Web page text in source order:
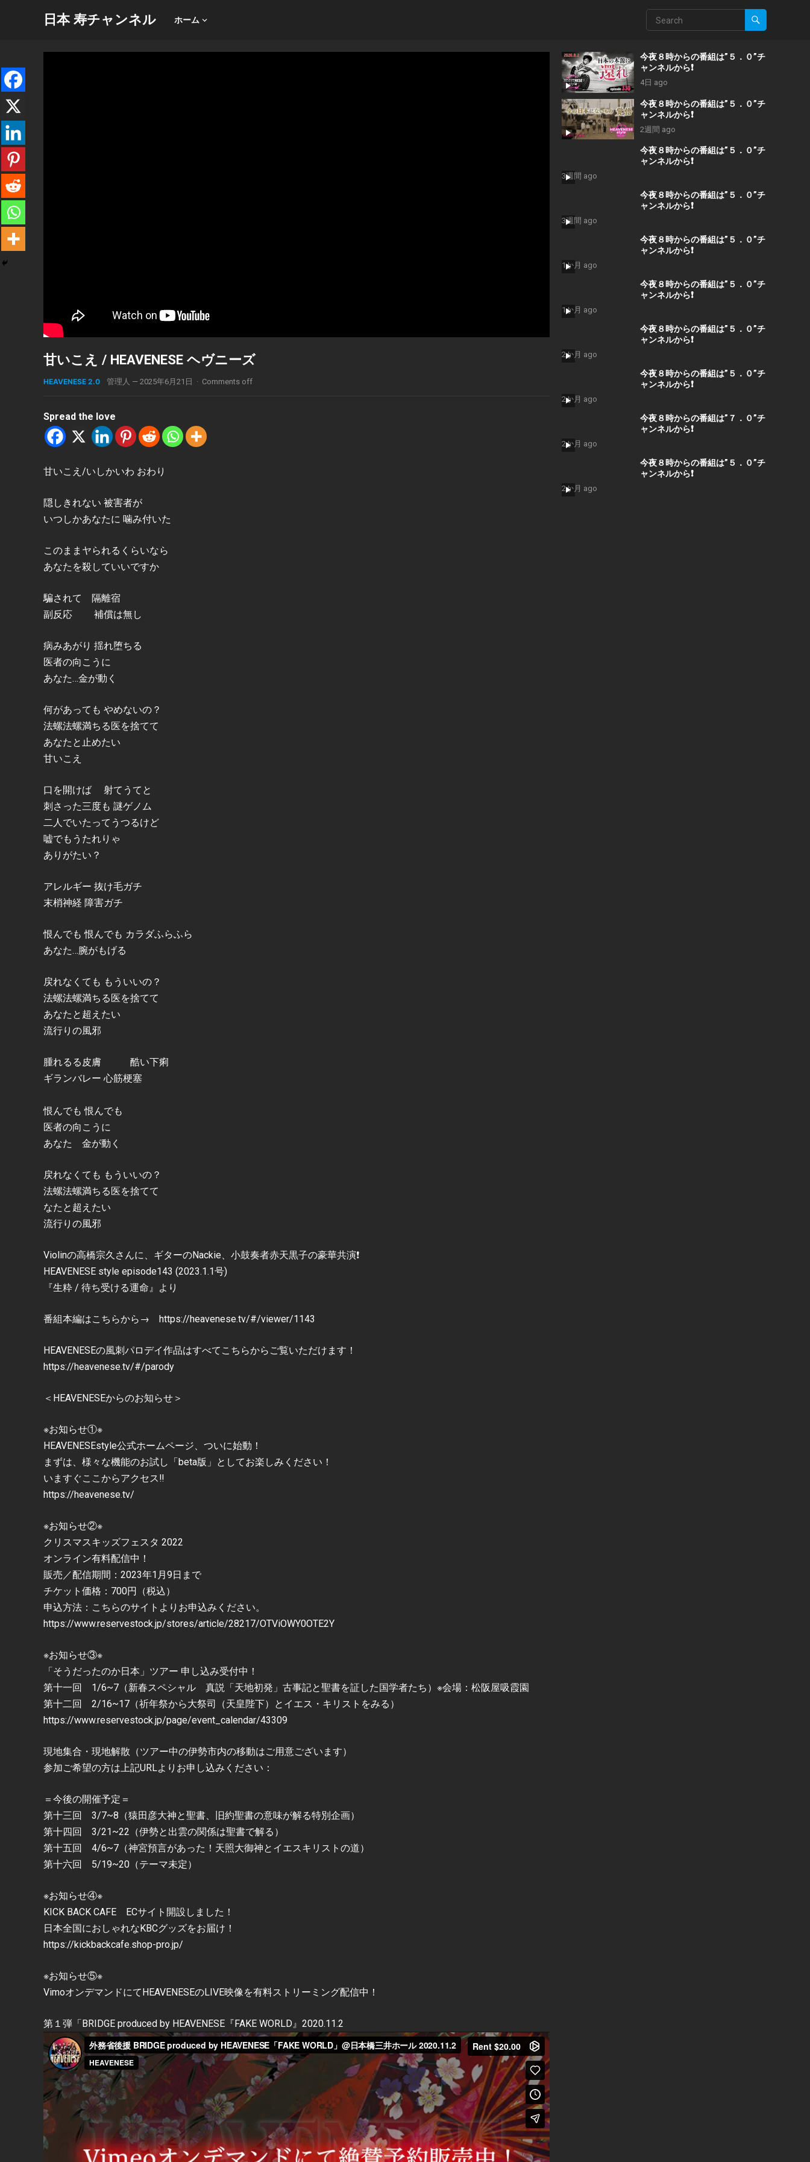
日本 寿チャンネル ホーム
甘いこえ / HEAVENESE ヘヴニーズ
HEAVENESE 2.0 管理人 — 2025年6月21日 · Comments off
Spread the love
甘いこえ/いしかいわ おわり
隠しきれない 被害者が
いつしかあなたに 噛み付いた
このままヤられるくらいなら
あなたを殺していいですか
騙されて 隔離宿
副反応 補償は無し
病みあがり 揺れ堕ちる
医者の向こうに
あなた…金が動く
何があっても やめないの？
法螺法螺満ちる医を捨てて
あなたと止めたい
甘いこえ
口を開けば 射てうてと
刺さった三度も 謎ゲノム
二人でいたってうつるけど
嘘でもうたれりゃ
ありがたい？
アレルギー 抜け毛ガチ
末梢神経 障害ガチ
恨んでも 恨んでも カラダふらふら
あなた…腕がもげる
戻れなくても もういいの？
法螺法螺満ちる医を捨てて
あなたと超えたい
流行りの風邪
腫れるる皮膚 酷い下痢
ギランバレー 心筋梗塞
恨んでも 恨んでも
医者の向こうに
あなた 金が動く
戻れなくても もういいの？
法螺法螺満ちる医を捨てて
なたと超えたい
流行りの風邪
Violinの高橋宗久さんに、ギターのNackie、小鼓奏者赤天黒子の豪華共演❗️
HEAVENESE style episode143 (2023.1.1号)
『生粋 / 待ち受ける運命』より
番組本編はこちらから→ https://heavenese.tv/#/viewer/1143
HEAVENESEの風刺パロデイ作品はすべてこちらからご覧いただけます！
https://heavenese.tv/#/parody
＜HEAVENESEからのお知らせ＞
※お知らせ①※
HEAVENESEstyle公式ホームページ、ついに始動！
まずは、様々な機能のお試し「beta版」としてお楽しみください！
いますぐここからアクセス‼️
https://heavenese.tv/
※お知らせ②※
クリスマスキッズフェスタ 2022
オンライン有料配信中！
販売／配信期間：2023年1月9日まで
チケット価格：700円（税込）
申込方法：こちらのサイトよりお申込みください。
https://www.reservestock.jp/stores/article/28217/OTViOWY0OTE2Y
※お知らせ③※
「そうだったのか日本」ツアー 申し込み受付中！
第十一回 1/6~7（新春スペシャル 真説「天地初発」古事記と聖書を証した国学者たち）※会場：松阪屋吸霞園
第十二回 2/16~17（祈年祭から大祭司（天皇陛下）とイエス・キリストをみる）
https://www.reservestock.jp/page/event_calendar/43309
現地集合・現地解散（ツアー中の伊勢市内の移動はご用意ございます）
参加ご希望の方は上記URLよりお申し込みください：
＝今後の開催予定＝
第十三回 3/7~8（猿田彦大神と聖書、旧約聖書の意味が解る特別企画）
第十四回 3/21~22（伊勢と出雲の関係は聖書で解る）
第十五回 4/6~7（神宮預言があった！天照大御神とイエスキリストの道）
第十六回 5/19~20（テーマ未定）
※お知らせ④※
KICK BACK CAFE ECサイト開設しました！
日本全国におしゃれなKBCグッズをお届け！
https://kickbackcafe.shop-pro.jp/
※お知らせ⑤※
VimoオンデマンドにてHEAVENESEのLIVE映像を有料ストリーミング配信中！
第１弾「BRIDGE produced by HEAVENESE『FAKE WORLD』2020.11.2
今夜８時からの番組は”５．０”チ
ャンネルから❗️
4日 ago
今夜８時からの番組は”５．０”チ
ャンネルから❗️
2週間 ago
今夜８時からの番組は”５．０”チ
ャンネルから❗️
3週間 ago
今夜８時からの番組は”５．０”チ
ャンネルから❗️
3週間 ago
今夜８時からの番組は”５．０”チ
ャンネルから❗️
1か月 ago
今夜８時からの番組は”５．０”チ
ャンネルから❗️
1か月 ago
今夜８時からの番組は”５．０”チ
ャンネルから❗️
2か月 ago
今夜８時からの番組は”５．０”チ
ャンネルから❗️
2か月 ago
今夜８時からの番組は”７．０”チ
ャンネルから❗️
2か月 ago
今夜８時からの番組は”５．０”チ
ャンネルから❗️
2か月 ago